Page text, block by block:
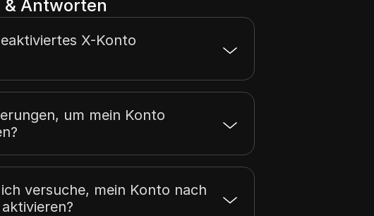
& Antworten
X-Konto
um mein Konto
versuche, mein Konto nach